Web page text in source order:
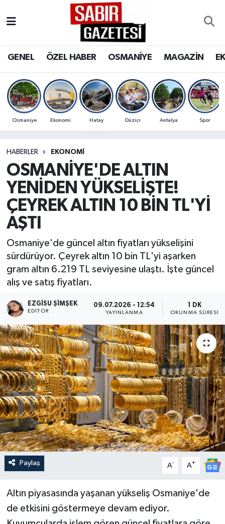
GENEL ÖZEL HABER OSMANİYE MAGAZİN
Osmaniye Ekonomi Hatay Düziçi Antalya Spor
HABERLER EKONOMI
OSMANİYE'DE ALTIN
YENİDEN YÜKSELİŞTE!
ÇEYREK ALTIN 10 BİN TL'Yİ
AŞTI
Osmaniye'de güncel altın fiyatları yükselişini
sürdürüyor. Çeyrek altın 10 bin TL'yi aşarken
gram altın 6.219 TL seviyesine ulaştı. İşte güncel
alış ve satış fiyatları.
EZGISU ŞIMŞEK
EDITÖR
09.07.2026 - 12:54
YAYINLANMA
1 DK
OKUNMA SÜRESI
Paylaş A- A+
Altın piyasasında yaşanan yükseliş Osmaniye'de
de etkisini göstermeye devam ediyor.
OSMANİYE
MAGAZİN
SPOR
RESMİ İLANLAR
Osmaniye Nöbetçi Eczaneler
Osmaniye Trafik Yoğunluk Haritası
Süper Lig Puan Durumu ve Fikstür
Son Dakika Haberleri
Haber Arşivi